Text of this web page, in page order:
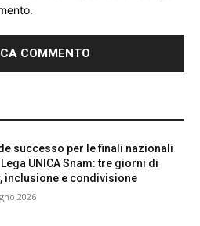
successo per le finali nazionali
UNICA Snam: tre giorni di
inclusione e condivisione
2026